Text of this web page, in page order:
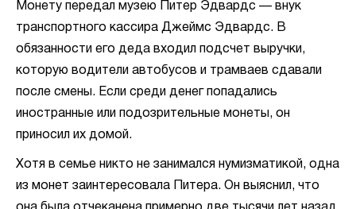
Монету передал музею Питер Эдвардс — внук
транспортного кассира Джеймс Эдвардс. В
обязанности его деда входил подсчет выручки,
которую водители автобусов и трамваев сдавали
после смены. Если среди денег попадались
иностранные или подозрительные монеты, он
приносил их домой.
Хотя в семье никто не занимался нумизматикой, одна
из монет заинтересовала Питера. Он выяснил, что